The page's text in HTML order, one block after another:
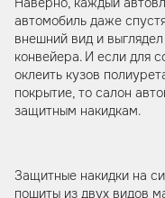
автомобиль даже
внешний вид и
конвейера. И если для
оклеить кузов
покрытие, то салон
защитным накидкам.
Защитные накидки на
пошиты из двух видов